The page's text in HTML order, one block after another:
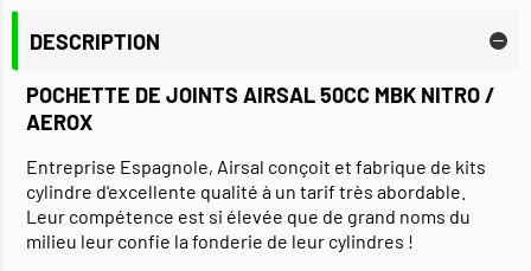
DESCRIPTION
POCHETTE DE JOINTS AIRSAL 50CC MBK NITRO /
AEROX
Entreprise Espagnole, Airsal conçoit et fabrique de kits
cylindre d'excellente qualité à un tarif très abordable.
Leur compétence est si élevée que de grand noms du
milieu leur confie la fonderie de leur cylindres !